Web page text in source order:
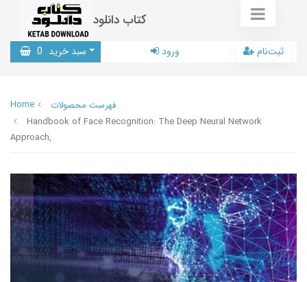
کتاب دانلود
سبد خرید 0 ورود ثبت‌نام
Home
فهرست محصولات
Handbook of Face Recognition: The Deep Neural Network
Approach,